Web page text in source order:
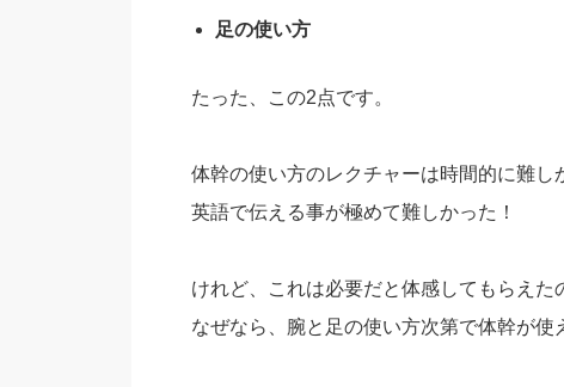
足の使い方
たった、この2点です。
体幹の使い方のレクチャーは時間的に難し
英語で伝える事が極めて難しかった！
けれど、これは必要だと体感してもらえた
なぜなら、腕と足の使い方次第で体幹が使